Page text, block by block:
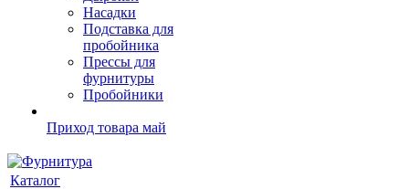
Насадки
Подставка для
пробойника
Прессы для
фурнитуры
Пробойники
Приход товара май
Каталог